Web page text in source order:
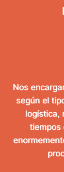
Nos
según el
logística,
tiempos